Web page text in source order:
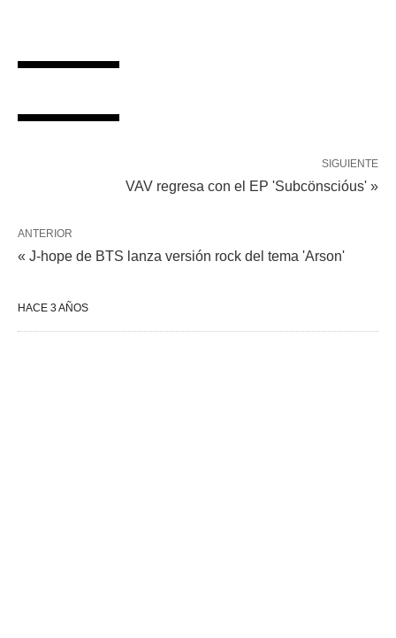
SIGUIENTE
VAV regresa con el EP 'Subcönscióus' »
ANTERIOR
« J-hope de BTS lanza versión rock del tema 'Arson'
HACE 3 AÑOS